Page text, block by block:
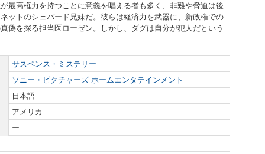
最高権力を持つことに意義を唱える者も多く、非難や脅迫は後
ットのシェパード兄妹だ。彼らは経済力を武器に、新政権での
偽を探る担当医ローゼン。しかし、ダグは自分が犯人だという
サスペンス・ミステリー
ソニー・ピクチャーズ ホームエンタテインメント
日本語
アメリカ
ー